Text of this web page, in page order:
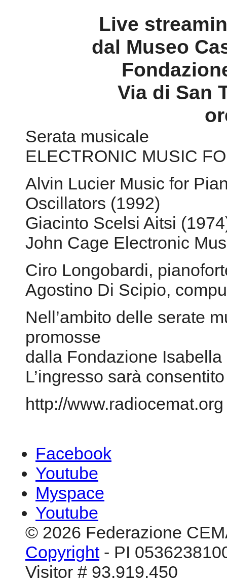
Live
dal Museo
Via di San
Serata musicale
ELECTRONIC MUSIC
Alvin Lucier Music for
Oscillators (1992)
Giacinto Scelsi Aitsi
John Cage Electronic
Ciro Longobardi,
Agostino Di Scipio,
Nell’ambito delle serate
promosse
dalla Fondazione Isabella
L’ingresso sarà
http://www.radiocemat.org
Facebook
Youtube
Myspace
Youtube
© 2026 Federazione
Copyright- PI
Visitor # 93.919.450